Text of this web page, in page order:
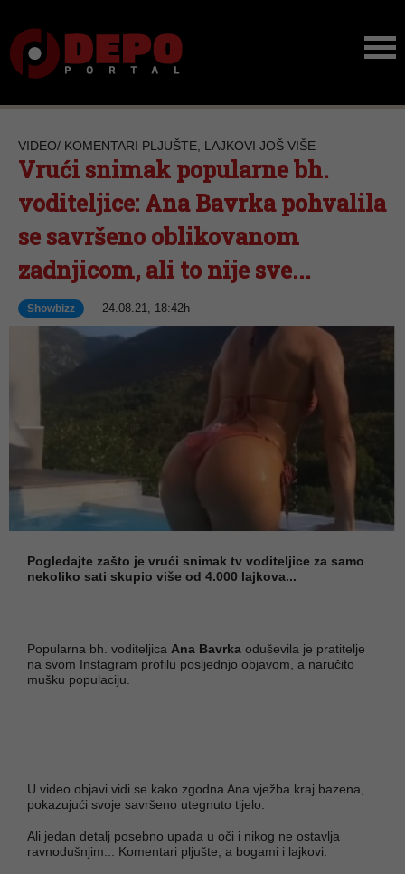
VIDEO/ KOMENTARI PLJUŠTE, LAJKOVI JOŠ VIŠE
Vrući snimak popularne bh.
voditeljice: Ana Bavrka pohvalila
se savršeno oblikovanom
zadnjicom, ali to nije sve...
Showbizz 24.08.21, 18:42h
Pogledajte zašto je vrući snimak tv voditeljice za samo
nekoliko sati skupio više od 4.000 lajkova...
Popularna bh. voditeljica Ana Bavrka oduševila je pratitelje
na svom Instagram profilu posljednjo objavom, a naručito
mušku populaciju.
U video objavi vidi se kako zgodna Ana vježba kraj bazena,
pokazujući svoje savršeno utegnuto tijelo.
Ali jedan detalj posebno upada u oči i nikog ne ostavlja
ravnodušnjim... Komentari pljušte, a bogami i lajkovi.